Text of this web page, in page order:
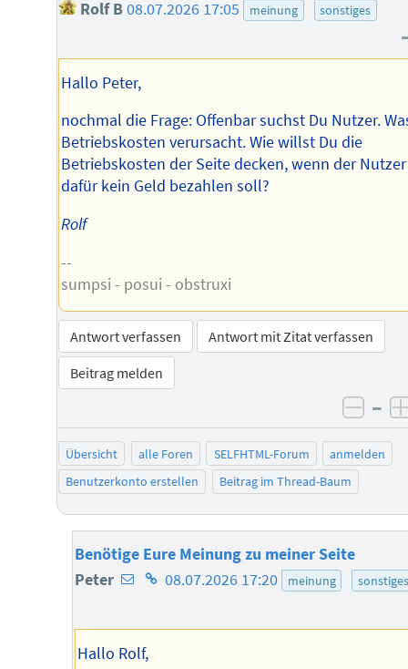
Rolf B08.07.2026 17:05 meinung sonstiges
Hallo Peter,
nochmal die Frage: Offenbar suchst Du Nutzer.
Betriebskosten verursacht. Wie willst Du die
Betriebskosten der Seite decken, wenn der Nutzer
dafür kein Geld bezahlen soll?
Rolf
--
sumpsi - posui - obstruxi
Antwort verfassen
Antwort mit Zitat verfassen
Beitrag melden
–
Übersicht alle Foren SELFHTML-Forum
anmelden
Benutzerkonto erstellen
Beitrag im Thread-Baum
Benötige Eure Meinung zu meiner Seite
Peter E-
Adresse
des
Homepage
Autors
08.07.2026 17:20 meinung sonstiges
Hallo Rolf,